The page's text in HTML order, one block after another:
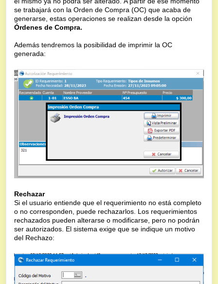
se trabajará con la Orden de Compra (OC) que acaba de
generarse, estas operaciones se realizan desde la opción
Órdenes de Compra.
Además tendremos la posibilidad de imprimir la OC
generada:
Rechazar
Si el usuario entiende que el requerimiento no está completo
o no corresponden, puede rechazarlos. Los requerimientos
rechazados pueden alterarse o modificarse, pero no podrán
ser autorizados. El sistema exige que se indique un motivo
del Rechazo: